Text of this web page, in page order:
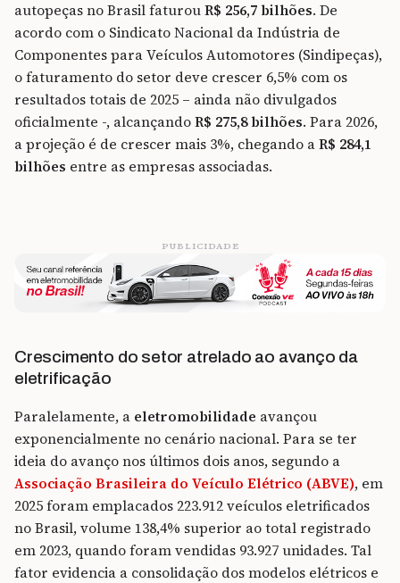
autopeças no Brasil faturouR$ 256,7 bilhões. De
acordo com o Sindicato Nacional da Indústria de
Componentes para Veículos Automotores (Sindipeças),
o faturamento do setor deve crescer 6,5% com os
resultados totais de 2025 – ainda não divulgados
oficialmente -, alcançandoR$ 275,8 bilhões. Para 2026,
a projeção é de crescer mais 3%, chegando aR$ 284,1
bilhões entre as empresas associadas.
PUBLICIDADE
Crescimento do setor atrelado ao avanço da
eletrificação
Paralelamente, a eletromobilidade avançou
exponencialmente no cenário nacional. Para se ter
ideia do avanço nos últimos dois anos, segundo a
Associação Brasileira do Veículo Elétrico (ABVE), em
2025 foram emplacados 223.912 veículos eletrificados
no Brasil, volume 138,4% superior ao total registrado
em 2023, quando foram vendidas 93.927 unidades. Tal
fator evidencia a consolidação dos modelos elétricos e